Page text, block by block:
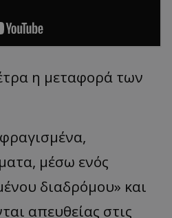
η μεταφορά των
μέσω ενός
διαδρόμου» και
απευθείας στις